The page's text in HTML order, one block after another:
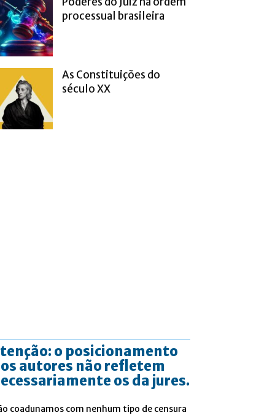
processual brasileira
As Constituições do
século XX
o posicionamento
autores não refletem
os da jures.
coadunamos com nenhum tipo de censura